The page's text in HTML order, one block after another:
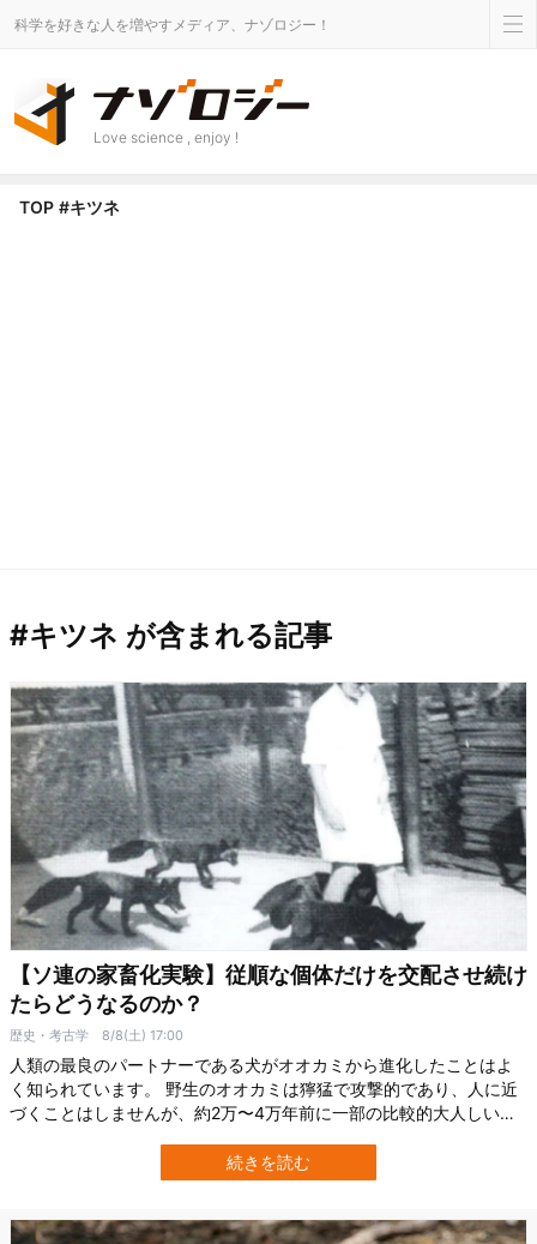
科学を好きな人を増やすメディア、ナゾロジー！
Love science , enjoy !
TOP #キツネ
#キツネ が含まれる記事
【ソ連の家畜化実験】従順な個体だけを交配させ続け
たらどうなるのか？
歴史・考古学 8/8(土) 17:00
人類の最良のパートナーである犬がオオカミから進化したことはよ
く知られています。 野生のオオカミは獰猛で攻撃的であり、人に近
づくことはしませんが、約2万〜4万年前に一部の比較的大人しいオ
とオオカミの交流が始まり、大人しい性格のオオカミ同士をかけ合
わせることで、人懐っこくて穏やかな犬が誕生したのです。 オオカ
続きを読む